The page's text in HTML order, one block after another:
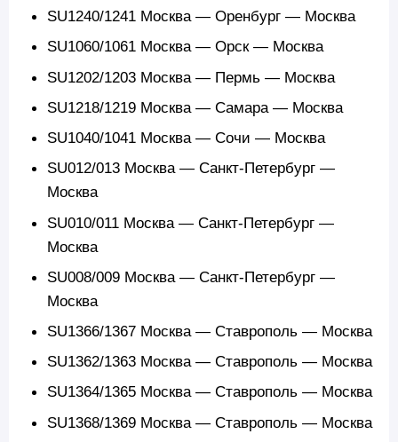
SU1240/1241 Москва — Оренбург — Москва
SU1060/1061 Москва — Орск — Москва
SU1202/1203 Москва — Пермь — Москва
SU1218/1219 Москва — Самара — Москва
SU1040/1041 Москва — Сочи — Москва
SU012/013 Москва — Санкт-Петербург —
Москва
SU010/011 Москва — Санкт-Петербург —
Москва
SU008/009 Москва — Санкт-Петербург —
Москва
SU1366/1367 Москва — Ставрополь — Москва
SU1362/1363 Москва — Ставрополь — Москва
SU1364/1365 Москва — Ставрополь — Москва
SU1368/1369 Москва — Ставрополь — Москва